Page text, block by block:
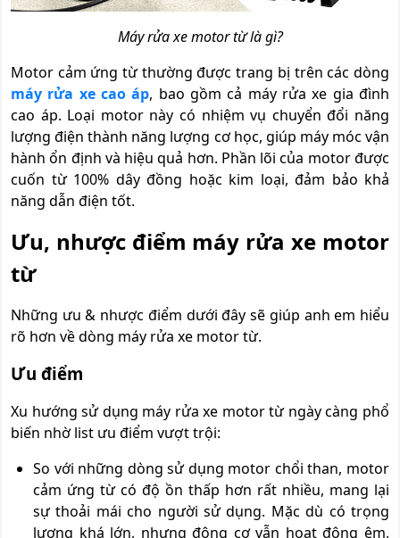
Máy rửa xe motor từ là gì?
Motor cảm ứng từ thường được trang bị trên các dòng
máy rửa xe cao áp, bao gồm cả máy rửa xe gia đình
cao áp. Loại motor này có nhiệm vụ chuyển đổi năng
lượng điện thành năng lượng cơ học, giúp máy móc vận
hành ổn định và hiệu quả hơn. Phần lõi của motor được
cuốn từ 100% dây đồng hoặc kim loại, đảm bảo khả
năng dẫn điện tốt.
Ưu, nhược điểm máy rửa xe motor
từ
Những ưu & nhược điểm dưới đây sẽ giúp anh em hiểu
rõ hơn về dòng máy rửa xe motor từ.
Ưu điểm
Xu hướng sử dụng máy rửa xe motor từ ngày càng phổ
biến nhờ list ưu điểm vượt trội:
So với những dòng sử dụng motor chổi than, motor
cảm ứng từ có độ ồn thấp hơn rất nhiều, mang lại
sự thoải mái cho người sử dụng. Mặc dù có trọng
lượng khá lớn, nhưng động cơ vẫn hoạt động êm,